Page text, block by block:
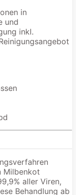
in
und
inkl.
Milbenkot
aller Viren,
Behandlung ab